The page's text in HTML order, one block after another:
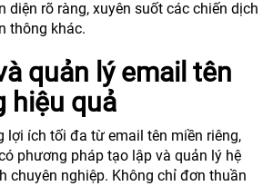
diện rõ ràng, xuyên suốt các chiến dịch
thông khác.
quản lý email tên
hiệu quả
ích tối đa từ email tên miền riêng,
phương pháp tạo lập và quản lý hệ
chuyên nghiệp. Không chỉ đơn thuần